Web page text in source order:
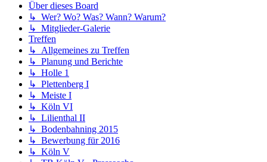
Über dieses Board
↳ Wer? Wo? Was? Wann? Warum?
↳ Mitglieder-Galerie
Treffen
↳ Allgemeines zu Treffen
↳ Planung und Berichte
↳ Holle 1
↳ Plettenberg I
↳ Meiste I
↳ Köln VI
↳ Lilienthal II
↳ Bodenbahning 2015
↳ Bewerbung für 2016
↳ Köln V